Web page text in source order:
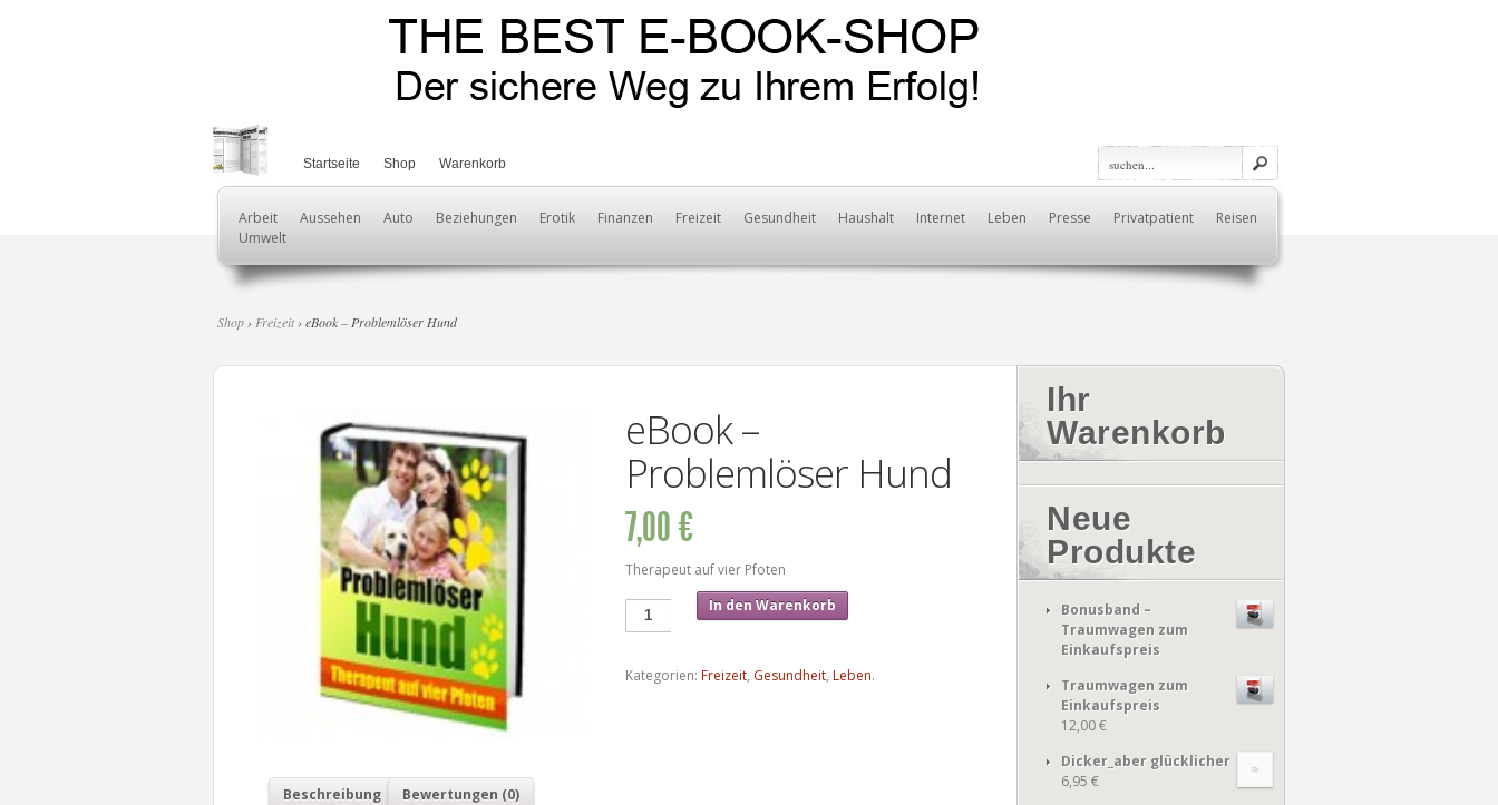
Startseite Shop Warenkorb
Arbeit Aussehen Auto Beziehungen Erotik Finanzen Freizeit Gesundheit Haushalt Internet Leben Presse Privatpatient
Reisen
Umwelt
Shop › Freizeit› eBook – Problemlöser Hund
eBook –
Problemlöser Hund
7,00 €
Therapeut auf vier Pfoten
In den Warenkorb
Kategorien: Freizeit, Gesundheit, Leben.
Beschreibung Bewertungen (0)
Ihr
Warenkorb
Neue
Produkte
Bonusband –
Traumwagen zum
Einkaufspreis
Traumwagen zum
Einkaufspreis
12,00 €
Dicker_aber glücklicher
6,95 €